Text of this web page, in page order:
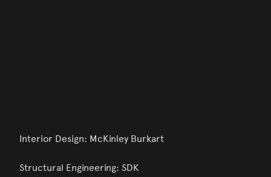
Interior Design: McKinley Burkart
Structural Engineering: SDK